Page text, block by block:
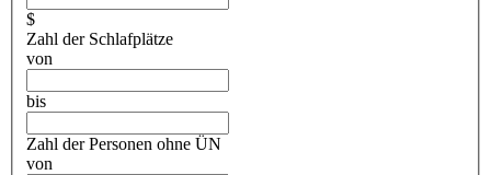
$
Zahl der Schlafplätze
von
bis
Zahl der Personen ohne ÜN
von